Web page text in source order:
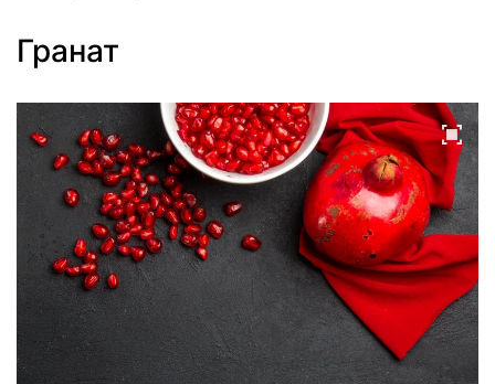
Гранат